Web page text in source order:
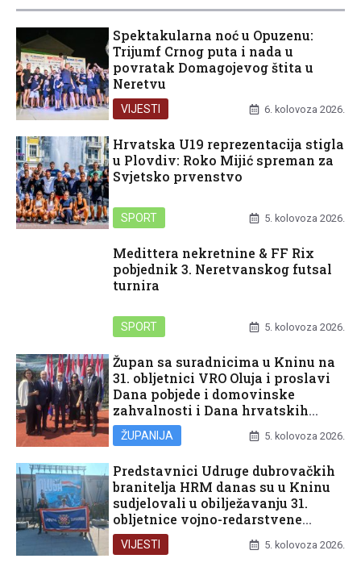
Spektakularna noć u Opuzenu:
Trijumf Crnog puta i nada u
povratak Domagojevog štita u
Neretvu
VIJESTI 6. kolovoza 2026.
Hrvatska U19 reprezentacija stigla
u Plovdiv: Roko Mijić spreman za
Svjetsko prvenstvo
SPORT 5. kolovoza 2026.
Medittera nekretnine & FF Rix
pobjednik 3. Neretvanskog futsal
turnira
SPORT 5. kolovoza 2026.
Župan sa suradnicima u Kninu na
31. obljetnici VRO Oluja i proslavi
Dana pobjede i domovinske
zahvalnosti i Dana hrvatskih
branitelja
ŽUPANIJA 5. kolovoza 2026.
Predstavnici Udruge dubrovačkih
branitelja HRM danas su u Kninu
sudjelovali u obilježavanju 31.
obljetnice vojno-redarstvene
operacije Oluja
VIJESTI 5. kolovoza 2026.